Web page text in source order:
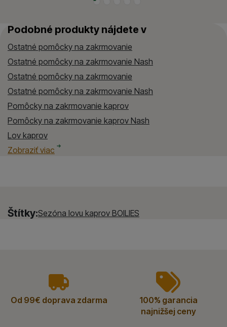
Podobné produkty nájdete v
Ostatné pomôcky na zakrmovanie
Ostatné pomôcky na zakrmovanie Nash
Ostatné pomôcky na zakrmovanie
Ostatné pomôcky na zakrmovanie Nash
Pomôcky na zakrmovanie kaprov
Pomôcky na zakrmovanie kaprov Nash
Lov kaprov
Lov kaprov Nash
Pomôcky na zakrmovanie
Pomôcky na zakrmovanie Nash
Boilies a návnady
Boilies a návnady Nash
Spôsob lovu rýb
Spôsob lovu rýb Nash
Zobraziť viac
Štítky:Sezóna lovu kaprov BOILIES
vyhody
Od 99€ doprava zdarma
100% garancia
najnižšej ceny